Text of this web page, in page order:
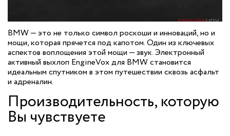
BMW — это не только символ роскоши и инноваций, но и
мощи, которая прячется под капотом. Один из ключевых
аспектов воплощения этой мощи — звук. Электронный
активный выхлоп EngineVox для BMW становится
идеальным спутником в этом путешествии сквозь асфальт
и адреналин.
Производительность, которую
Вы чувствуете